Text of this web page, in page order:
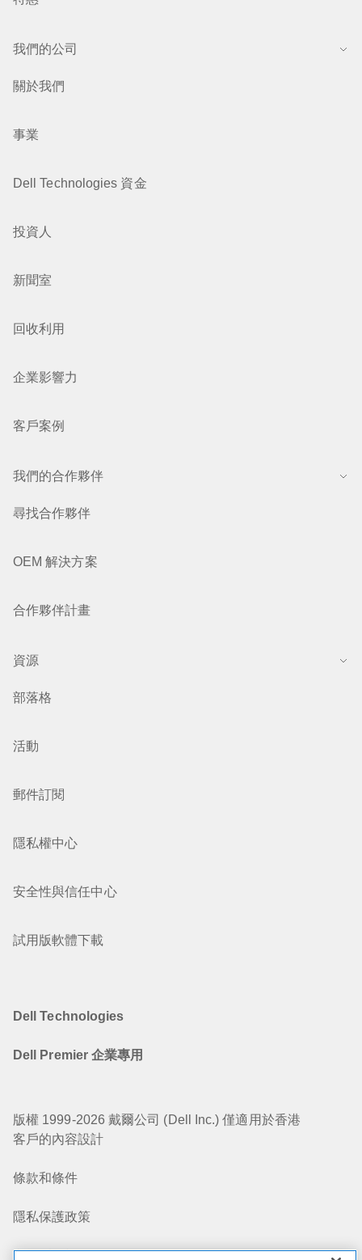
我們的公司
關於我們
事業
Dell Technologies 資金
投資人
新聞室
回收利用
企業影響力
客戶案例
我們的合作夥伴
尋找合作夥伴
OEM 解決方案
合作夥伴計畫
資源
部落格
活動
郵件訂閱
隱私權中心
安全性與信任中心
試用版軟體下載
Dell Technologies
Dell Premier 企業專用
版權 1999-2026 戴爾公司 (Dell Inc.) 僅適用於香港
客戶的內容設計
條款和條件
隱私保護政策
我的隱私權選擇